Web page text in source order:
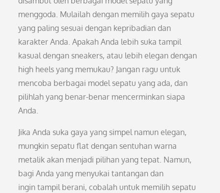
menggoda. Mulailah dengan memilih gaya sepatu
yang paling sesuai dengan kepribadian dan
karakter Anda. Apakah Anda lebih suka tampil
kasual dengan sneakers, atau lebih elegan dengan
high heels yang memukau? Jangan ragu untuk
mencoba berbagai model sepatu yang ada, dan
pilihlah yang benar-benar mencerminkan siapa
Anda.
Jika Anda suka gaya yang simpel namun elegan,
mungkin sepatu flat dengan sentuhan warna
metalik akan menjadi pilihan yang tepat. Namun,
bagi Anda yang menyukai tantangan dan
ingin tampil berani, cobalah untuk memilih sepatu